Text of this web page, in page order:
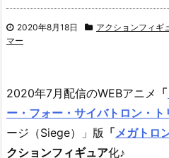
2020年8月18日 アクションフィギ
マー
2020年7月配信のWEBアニメ 「
ー・フォー・サイバトロン・ト
ージ（Siege）」版 「メガトロ
クションフィギュア化♪